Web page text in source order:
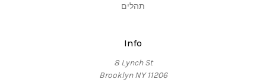
תהלים
Info
8 Lynch St
Brooklyn NY 11206